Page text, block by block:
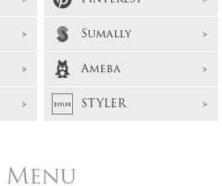
Sumally
Ameba
STYLER
Menu